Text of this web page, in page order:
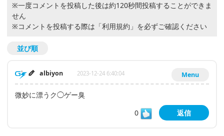
※一度コメントを投稿した後は約120秒間投稿することができま
せん
※コメントを投稿する際は 「利用規約」 を必ずご確認ください
並び順
Menu
albiyon 2023-12-24 6:40:04
微妙に漂うク◯ゲー臭
0
返信